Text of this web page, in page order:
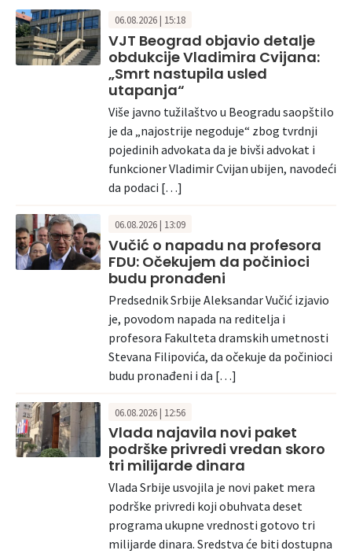
06.08.2026 | 15:18
VJT Beograd objavio detalje
obdukcije Vladimira Cvijana:
„Smrt nastupila usled
utapanja“
Više javno tužilaštvo u Beogradu saopštilo
je da „najostrije negoduje“ zbog tvrdnji
pojedinih advokata da je bivši advokat i
funkcioner Vladimir Cvijan ubijen, navodeći
da podaci […]
06.08.2026 | 13:09
Vučić o napadu na profesora
FDU: Očekujem da počinioci
budu pronađeni
Predsednik Srbije Aleksandar Vučić izjavio
je, povodom napada na reditelja i
profesora Fakulteta dramskih umetnosti
Stevana Filipovića, da očekuje da počinioci
budu pronađeni i da […]
06.08.2026 | 12:56
Vlada najavila novi paket
podrške privredi vredan skoro
tri milijarde dinara
Vlada Srbije usvojila je novi paket mera
podrške privredi koji obuhvata deset
programa ukupne vrednosti gotovo tri
milijarde dinara. Sredstva će biti dostupna